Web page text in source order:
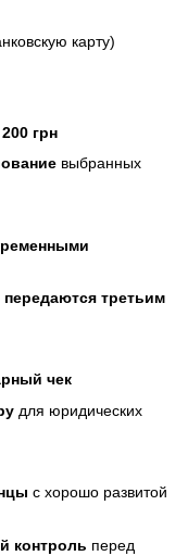
карту)
200 грн
выбранных
передаются третьим
чек
для юридических
с хорошо развитой
контроль перед